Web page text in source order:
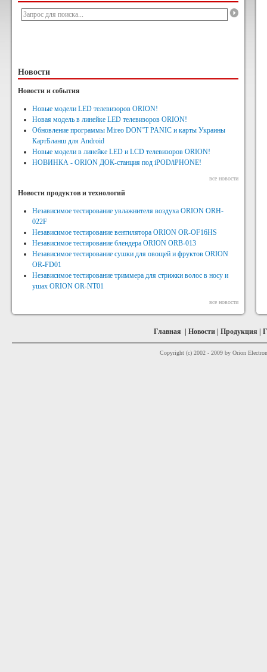
Новости
Новости и события
Новые модели LED телевизоров ORION!
Новая модель в линейке LED телевизоров ORION!
Обновление программы Mireo DON’T PANIC и карты Украины
КартБланш для Android
Новые модели в линейке LED и LCD телевизоров ORION!
НОВИНКА - ORION ДОК-станция под iPOD/iPHONE!
все новости
Новости продуктов и технологий
Независимое тестирование увлажнителя воздуха ORION ORH-
022F
Независимое тестирование вентилятора ORION OR-OF16HS
Независимое тестирование блендера ORION ORB-013
Независимое тестирование сушки для овощей и фруктов ORION
OR-FD01
Независимое тестирование триммера для стрижки волос в носу и
ушах ORION OR-NT01
все новости
Главная Новости Продукция
Copyright (c) 2002 - 2009 by Orion